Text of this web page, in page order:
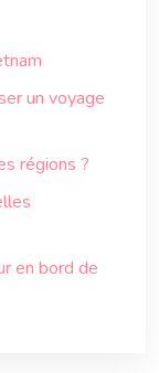
un voyage
régions ?
en bord de